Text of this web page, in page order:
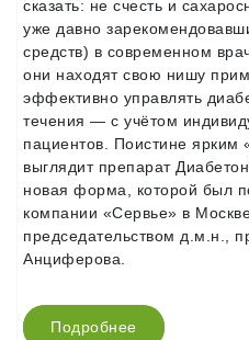
сказать: не счесть и
уже давно
средств) в современном
они находят свою нишу
эффективно управлять
течения — с учётом
пациентов. Поистине ярким
выглядит препарат
новая форма, которой был
компании «Сервье» в
председательством д.м.н.,
Анциферова.
Подробнее